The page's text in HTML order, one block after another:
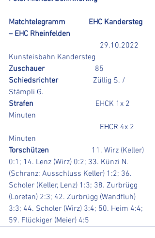
Matchtelegramm            EHC Kandersteg
– EHC Rheinfelden
29.10.2022
Kunsteisbahn Kandersteg
Zuschauer 85
Schiedsrichter Züllig S. /
Stämpli G.
Strafen EHCK 1x 2
Minuten
Minuten
Torschützen 11. Wirz (Keller)
0:1; 14. Lenz (Wirz) 0:2; 33. Künzi N.
(Schranz; Ausschluss Keller) 1:2; 36.
Scholer (Keller, Lenz) 1:3; 38. Zurbrügg
(Loretan) 2:3; 42. Zurbrügg (Wandfluh)
3:3; 44. Scholer (Wirz) 3:4; 50. Heim 4:4;
59. Flückiger (Meier) 4:5